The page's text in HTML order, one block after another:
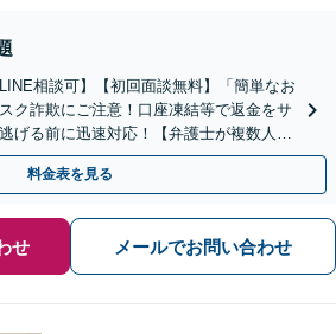
相談可】【初回面談無料】「簡単なお
ク詐欺にご注意！口座凍結等で返金をサ
げる前に迅速対応！【弁護士が複数人在
決へ【休日・夜間面談可】
料金表を見る
せ メールでお問い合わせ